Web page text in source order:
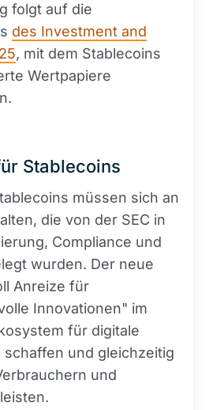
folgt auf die
des Investment and
, mit dem Stablecoins
Wertpapiere
Stablecoins
müssen sich an
die von der SEC in
Compliance und
wurden. Der neue
Anreize für
Innovationen" im
für digitale
und gleichzeitig
und